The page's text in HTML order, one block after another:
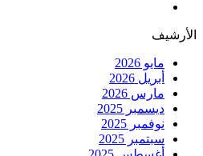
الأرشيف
مايو 2026
أبريل 2026
مارس 2026
ديسمبر 2025
نوفمبر 2025
سبتمبر 2025